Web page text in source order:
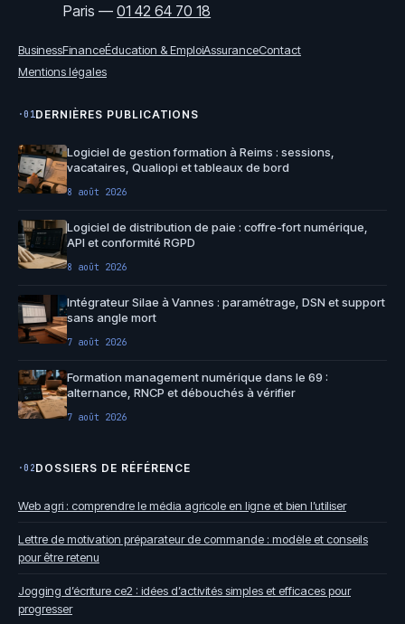
Paris —01 42 64 70 18
BusinessFinanceÉducation & EmploiAssuranceContact
Mentions légales
·01DERNIÈRES PUBLICATIONS
Logiciel de gestion formation à Reims : sessions,
vacataires, Qualiopi et tableaux de bord
8 août 2026
Logiciel de distribution de paie : coffre-fort numérique,
API et conformité RGPD
8 août 2026
Intégrateur Silae à Vannes : paramétrage, DSN et support
sans angle mort
7 août 2026
Formation management numérique dans le 69 :
alternance, RNCP et débouchés à vérifier
7 août 2026
·02DOSSIERS DE RÉFÉRENCE
Web agri : comprendre le média agricole en ligne et bien l’utiliser
Lettre de motivation préparateur de commande : modèle et conseils
pour être retenu
Jogging d’écriture ce2 : idées d’activités simples et efficaces pour
progresser